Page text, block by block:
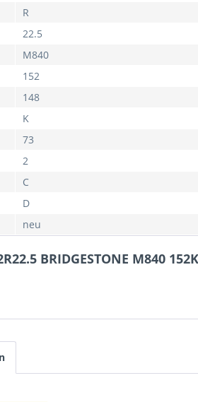
R
22.5
M840
152
148
K
73
2
C
D
neu
BRIDGESTONE M840